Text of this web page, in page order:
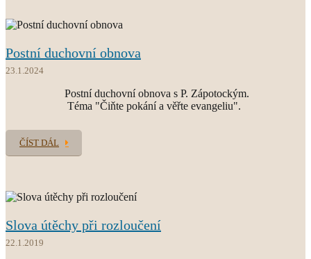
Postní duchovní obnova
23.1.2024
Postní duchovní obnova s P. Zápotockým.
Téma "Čiňte pokání a věřte evangeliu".
ČÍST DÁL
Slova útěchy při rozloučení
22.1.2019